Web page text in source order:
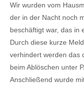
Wir wurden vom
der in der Nacht noch
beschäftigt war, das in
Durch diese kurze
verhindert werden das
beim Ablöschen unter
Anschließend wurde